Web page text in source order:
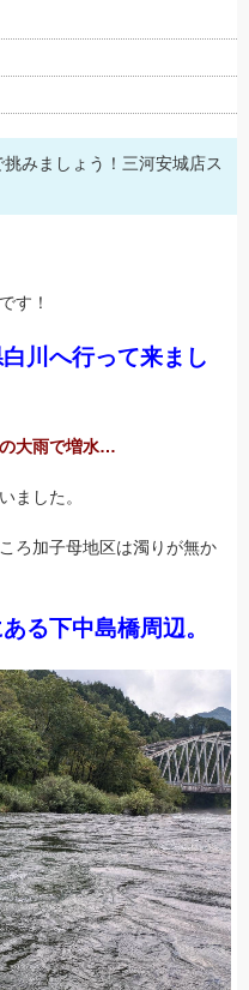
みましょう！三河安城店ス
す！
川へ行って来まし
大雨で増水…
ました。
ろ加子母地区は濁りが無か
る下中島橋周辺。